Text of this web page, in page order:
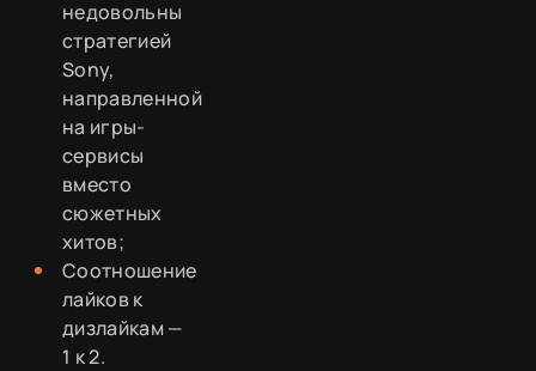
недовольны
стратегией
Sony,
направленной
на игры-
сервисы
вместо
сюжетных
хитов;
Соотношение
лайков к
дизлайкам —
1 к 2.